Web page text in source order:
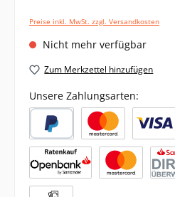
Preise inkl. MwSt. zzgl. Versandkosten
Nicht mehr verfügbar
Zum Merkzettel hinzufügen
Unsere Zahlungsarten: